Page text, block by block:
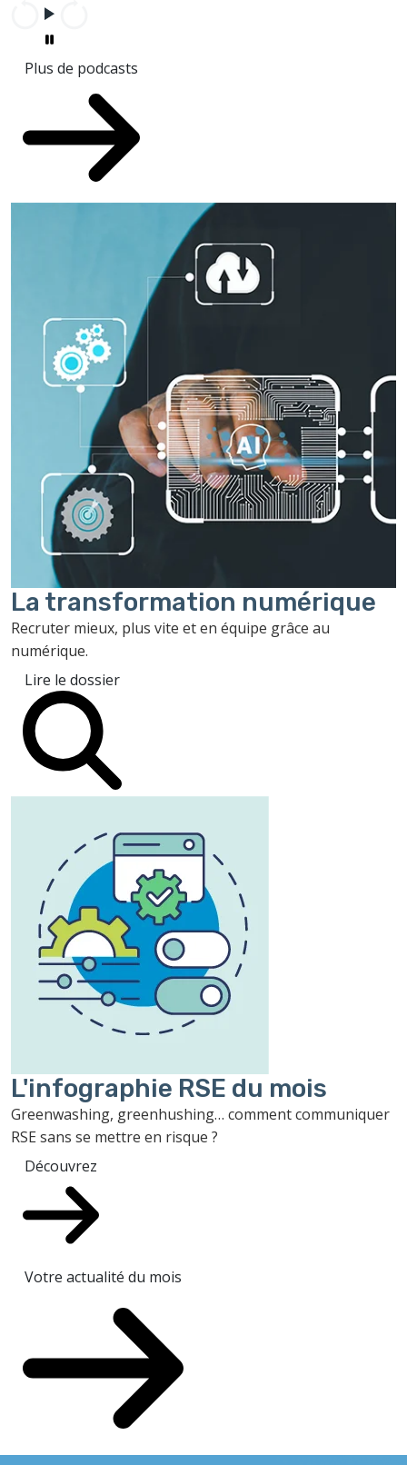
Plus de podcasts
La transformation numérique
Recruter mieux, plus vite et en équipe grâce au
numérique.
Lire le dossier
L'infographie RSE du mois
Greenwashing, greenhushing… comment communiquer
RSE sans se mettre en risque ?
Découvrez
Votre actualité du mois